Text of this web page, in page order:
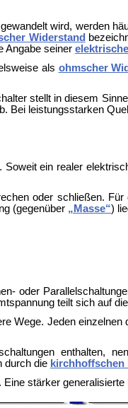
wird, werden
Widerstand
Angabe seiner
als ohmscher
stellt in diesem
Bei leistungsstarken
ein realer
oder schließen. Für
(gegenüber „Masse“)
oder
teilt sich auf
Wege. Jeden einzelnen
enthalten,
durch die kirchhoffschen
stärker generalisierte